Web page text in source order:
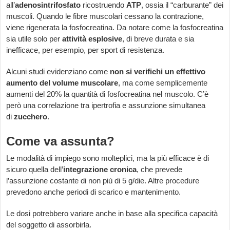
all’adenosintrifosfato ricostruendoATP, ossia il “carburante” dei
muscoli. Quando le fibre muscolari cessano la contrazione,
viene rigenerata la fosfocreatina. Da notare come la fosfocreatina
sia utile solo perattività esplosive, di breve durata e sia
inefficace, per esempio, per sport di resistenza.
Alcuni studi evidenziano come non si verifichi un effettivo
aumento del volume muscolare, ma come semplicemente
aumenti del 20% la quantità di fosfocreatina nel muscolo. C’è
però una correlazione tra ipertrofia e assunzione simultanea
dizucchero.
Come va assunta?
Le modalità di impiego sono molteplici, ma la più efficace è di
sicuro quella dell’integrazione cronica, che prevede
l’assunzione costante di non più di 5 g/die. Altre procedure
prevedono anche periodi di scarico e mantenimento.
Le dosi potrebbero variare anche in base alla specifica capacità
del soggetto di assorbirla.